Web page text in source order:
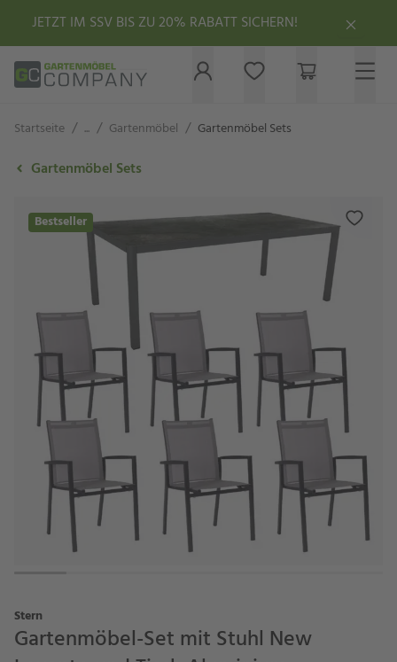
JETZT IM SSV BIS ZU 20% RABATT SICHERN!
Startseite / ... / Gartenmöbel / Gartenmöbel Sets
Gartenmöbel Sets
Bestseller
Stern
Gartenmöbel-Set mit Stuhl New